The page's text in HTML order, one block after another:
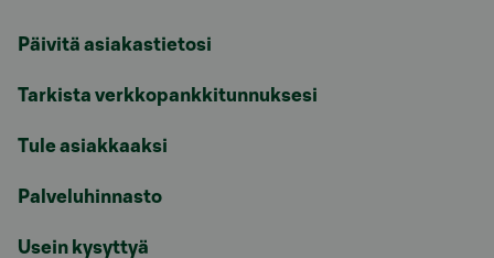
Päivitä asiakastietosi
Tarkista verkkopankkitunnuksesi
Tule asiakkaaksi
Palveluhinnasto
Usein kysyttyä